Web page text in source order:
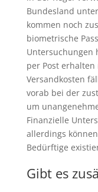
Bundesland
kommen noch
biometrische
Untersuchungen
per Post
Versandkosten
vorab bei der
um
Finanzielle
allerdings
Bedürftige
Gibt es